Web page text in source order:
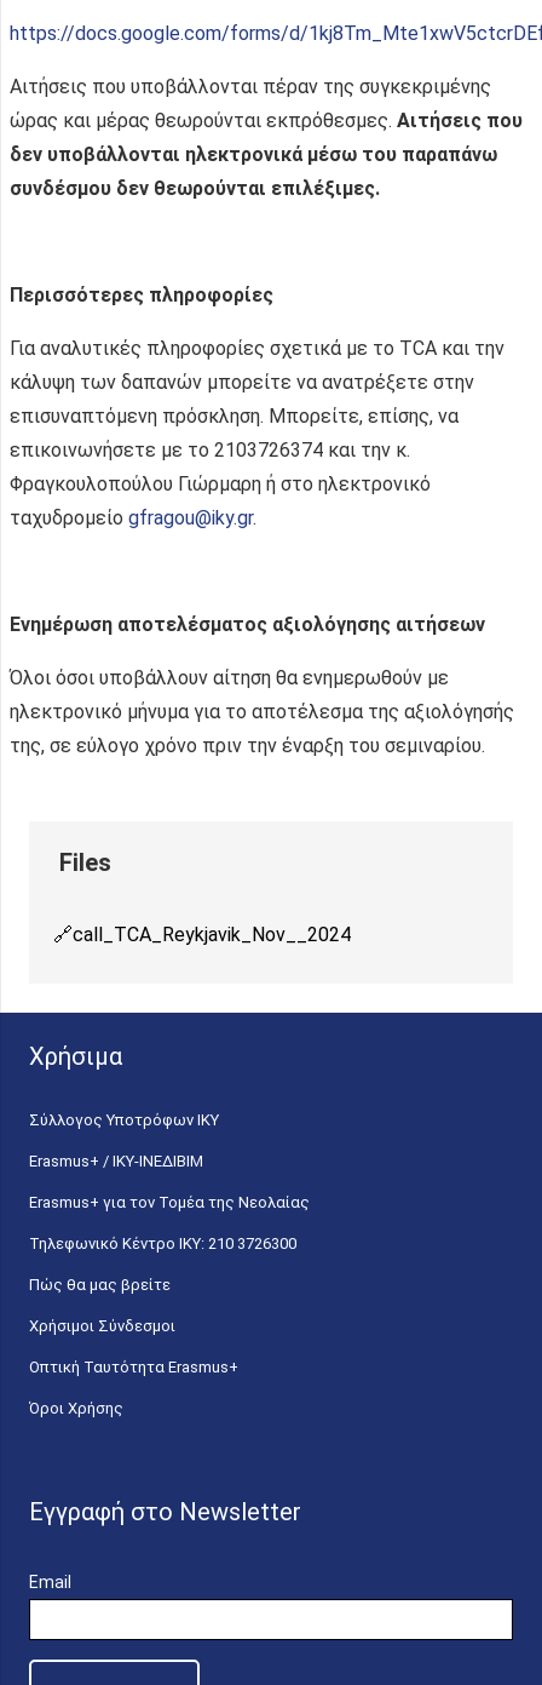
https://docs.google.com/forms/d/
Αιτήσεις που υποβάλλονται πέραν της συγκεκριμένης
ώρας και μέρας θεωρούνται εκπρόθεσμες. Αιτήσεις που
δεν υποβάλλονται ηλεκτρονικά μέσω του παραπάνω
συνδέσμου δεν θεωρούνται επιλέξιμες.
Περισσότερες πληροφορίες
Για αναλυτικές πληροφορίες σχετικά με το TCA και την
κάλυψη των δαπανών μπορείτε να ανατρέξετε στην
επισυναπτόμενη πρόσκληση. Μπορείτε, επίσης, να
επικοινωνήσετε με το 2103726374 και την κ.
Φραγκουλοπούλου Γιώρμαρη ή στο ηλεκτρονικό
ταχυδρομείο gfragou@iky.gr.
Ενημέρωση αποτελέσματος αξιολόγησης αιτήσεων
Όλοι όσοι υποβάλλουν αίτηση θα ενημερωθούν με
ηλεκτρονικό μήνυμα για το αποτέλεσμα της αξιολόγησής
της, σε εύλογο χρόνο πριν την έναρξη του σεμιναρίου.
call_TCA_Reykjavik_Nov__2024
Χρήσιμα
Σύλλογος Υποτρόφων ΙΚΥ
Erasmus+ / ΙΚΥ-ΙΝΕΔΙΒΙΜ
Erasmus+ για τον Τομέα της Νεολαίας
Τηλεφωνικό Κέντρο IKY: 210 3726300
Πώς θα μας βρείτε
Χρήσιμοι Σύνδεσμοι
Οπτική Ταυτότητα Erasmus+
Όροι Χρήσης
Εγγραφή στο Newsletter
Email